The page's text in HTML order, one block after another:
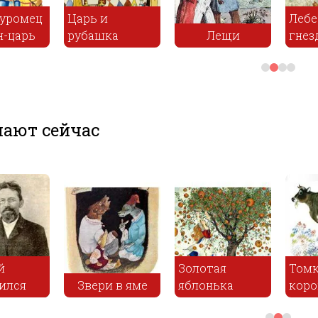
Хрустальный
шар
Медведь и три
сестры
Зла
чорт
сейчас
-
С женой
поссорился
Звери в яме